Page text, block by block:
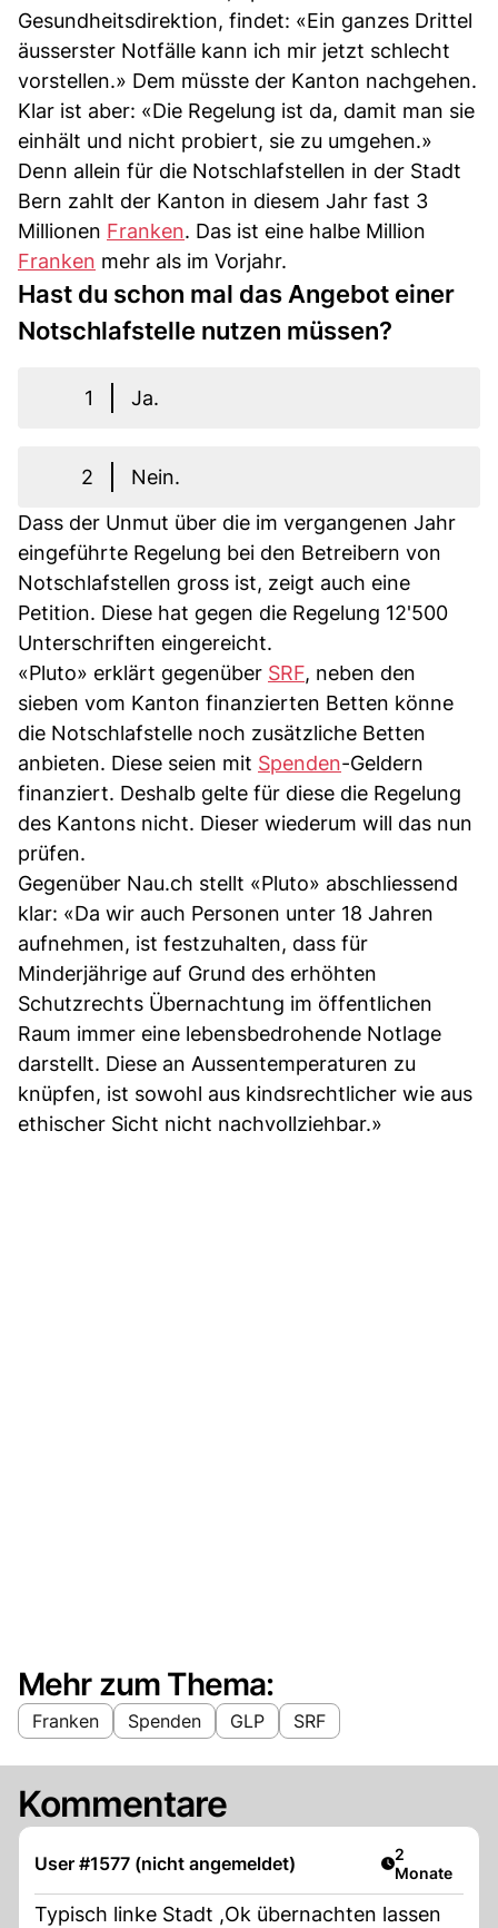
Gesundheitsdirektion, findet: «Ein ganzes Drittel
äusserster Notfälle kann ich mir jetzt schlecht
vorstellen.» Dem müsste der Kanton nachgehen.
Klar ist aber: «Die Regelung ist da, damit man sie
einhält und nicht probiert, sie zu umgehen.»
Denn allein für die Notschlafstellen in der Stadt
Bern zahlt der Kanton in diesem Jahr fast 3
Millionen Franken. Das ist eine halbe Million
Franken mehr als im Vorjahr.
Hast du schon mal das Angebot einer
Notschlafstelle nutzen müssen?
1 Ja.
2
Nein.
Dass der Unmut über die im vergangenen Jahr
eingeführte Regelung bei den Betreibern von
Notschlafstellen gross ist, zeigt auch eine
Petition. Diese hat gegen die Regelung 12'500
Unterschriften eingereicht.
«Pluto» erklärt gegenüber SRF, neben den
sieben vom Kanton finanzierten Betten könne
die Notschlafstelle noch zusätzliche Betten
anbieten. Diese seien mit Spenden-Geldern
finanziert. Deshalb gelte für diese die Regelung
des Kantons nicht. Dieser wiederum will das nun
prüfen.
Gegenüber Nau.ch stellt «Pluto» abschliessend
klar: «Da wir auch Personen unter 18 Jahren
aufnehmen, ist festzuhalten, dass für
Minderjährige auf Grund des erhöhten
Schutzrechts Übernachtung im öffentlichen
Raum immer eine lebensbedrohende Notlage
darstellt. Diese an Aussentemperaturen zu
knüpfen, ist sowohl aus kindsrechtlicher wie aus
ethischer Sicht nicht nachvollziehbar.»
Mehr zum Thema:
Franken Spenden GLP SRF
Kommentare
User #1577 (nicht angemeldet) Artikel
2
Monate
Typisch linke Stadt ,Ok übernachten lassen